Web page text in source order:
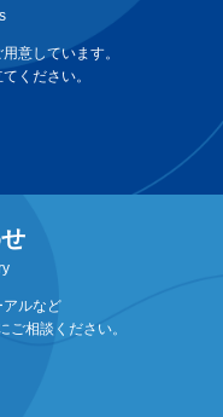
意しています。
ください。
アルなど
ご相談ください。